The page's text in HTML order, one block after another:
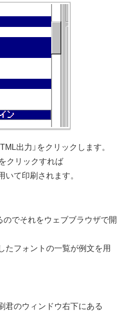
出力」をクリックします。
クリックすれば
いて印刷されます。
でそれをウェブブラウザで開
たフォントの一覧が例文を用
君のウィンドウ右下にある